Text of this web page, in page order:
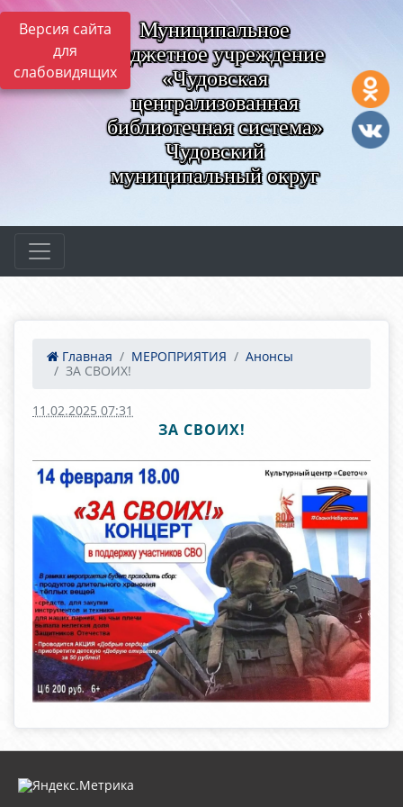
Версия сайта
для
слабовидящих
Муниципальное
бюджетное учреждение
«Чудовская
централизованная
библиотечная система»
Чудовский
муниципальный округ
Главная МЕРОПРИЯТИЯ
Анонсы
ЗА СВОИХ!
11.02.2025 07:31
ЗА СВОИХ!